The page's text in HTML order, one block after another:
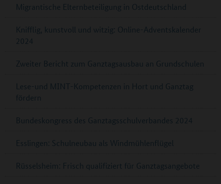
Migrantische Elternbeteiligung in Ostdeutschland
Knifflig, kunstvoll und witzig: Online-Adventskalender
2024
Zweiter Bericht zum Ganztagsausbau an Grundschulen
Lese-und MINT-Kompetenzen in Hort und Ganztag
fördern
Bundeskongress des Ganztagsschulverbandes 2024
Esslingen: Schulneubau als Windmühlenflügel
Rüsselsheim: Frisch qualifiziert für Ganztagsangebote